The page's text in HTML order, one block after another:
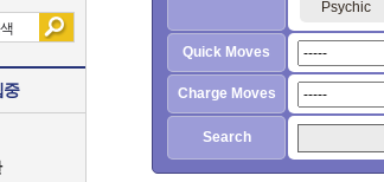
중
Psychic
Quick Moves
Charge Moves
Search